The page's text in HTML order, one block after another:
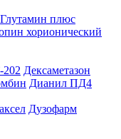
Глутамин плюс
хорионический
Дексаметазон
Дианил ПД4
Дузофарм